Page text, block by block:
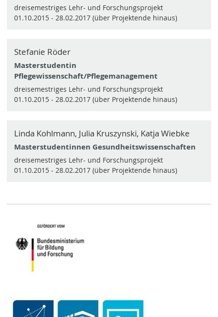
dreisemestriges Lehr- und Forschungsprojekt
01.10.2015 - 28.02.2017 (über Projektende hinaus)
Stefanie Röder
Masterstudentin
Pflegewissenschaft/Pflegemanagement
dreisemestriges Lehr- und Forschungsprojekt
01.10.2015 - 28.02.2017 (über Projektende hinaus)
Linda Kohlmann, Julia Kruszynski, Katja Wiebke
Masterstudentinnen Gesundheitswissenschaften
dreisemestriges Lehr- und Forschungsprojekt
01.10.2015 - 28.02.2017 (über Projektende hinaus)